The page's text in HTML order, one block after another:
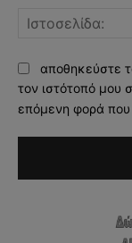
αποθηκεύστε
τον ιστότοπό μου
επόμενη φορά